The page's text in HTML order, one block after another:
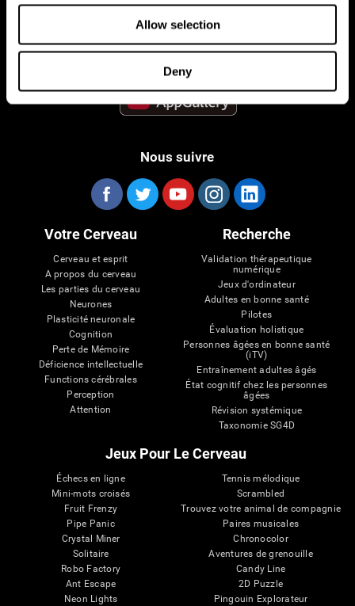
Allow selection
Deny
Nous suivre
Votre Cerveau
Cerveau et esprit
A propos du cerveau
Les parties du cerveau
Neurones
Plasticité neuronale
Cognition
Perte de Mémoire
Déficience intellectuelle
Functions cérébrales
Perception
Attention
Recherche
Validation thérapeutique
numérique
Jeux d'ordinateur
Adultes en bonne santé
Pilotes
Évaluation holistique
Personnes âgées en bonne santé
(iTV)
Entraînement adultes âgés
État cognitif chez les personnes
âgées
Révision systémique
Taxonomie SG4D
Jeux Pour Le Cerveau
Échecs en ligne
Mini-mots croisés
Fruit Frenzy
Pipe Panic
Crystal Miner
Solitaire
Robo Factory
Ant Escape
Neon Lights
Tennis mélodique
Scrambled
Trouvez votre animal de compagnie
Paires musicales
Chronocolor
Aventures de grenouille
Candy Line
2D Puzzle
Pingouin Explorateur